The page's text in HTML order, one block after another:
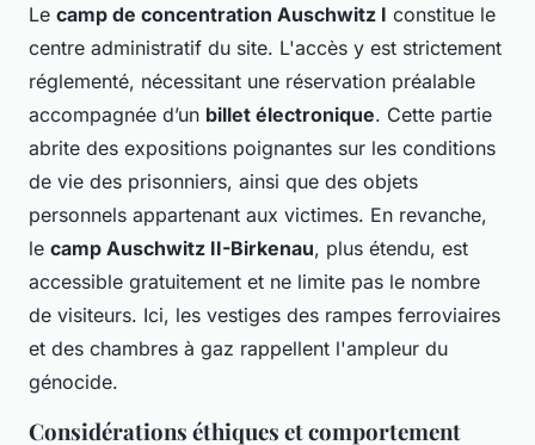
Le camp de concentration Auschwitz I constitue le
centre administratif du site. L'accès y est strictement
réglementé, nécessitant une réservation préalable
accompagnée d’un billet électronique. Cette partie
abrite des expositions poignantes sur les conditions
de vie des prisonniers, ainsi que des objets
personnels appartenant aux victimes. En revanche,
le camp Auschwitz II-Birkenau, plus étendu, est
accessible gratuitement et ne limite pas le nombre
de visiteurs. Ici, les vestiges des rampes ferroviaires
et des chambres à gaz rappellent l'ampleur du
génocide.
Considérations éthiques et comportement